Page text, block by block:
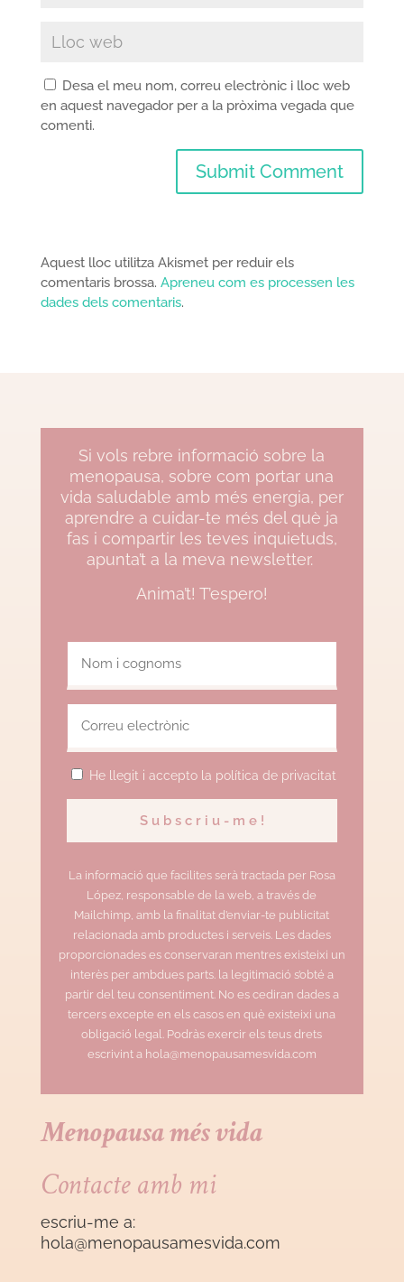
Desa el meu nom, correu electrònic i lloc web
en aquest navegador per a la pròxima vegada que
comenti.
Aquest lloc utilitza Akismet per reduir els
comentaris brossa. Apreneu com es processen les
dades dels comentaris.
Si vols rebre informació sobre la
menopausa, sobre com portar una
vida saludable amb més energia, per
aprendre a cuidar-te més del què ja
fas i compartir les teves inquietuds,
apunta’t a la meva newsletter.
Anima’t! T’espero!
He llegit i accepto la política de privacitat
La informació que facilites serà tractada per Rosa
López, responsable de la web, a través de
Mailchimp, amb la finalitat d’enviar-te publicitat
relacionada amb productes i serveis. Les dades
proporcionades es conservaran mentres existeixi un
interès per ambdues parts. la legitimació s’obté a
partir del teu consentiment. No es cediran dades a
tercers excepte en els casos en què existeixi una
obligació legal. Podràs exercir els teus drets
escrivint a hola@menopausamesvida.com
Menopausa més vida
Contacte amb mi
escriu-me a:
hola@menopausamesvida.com